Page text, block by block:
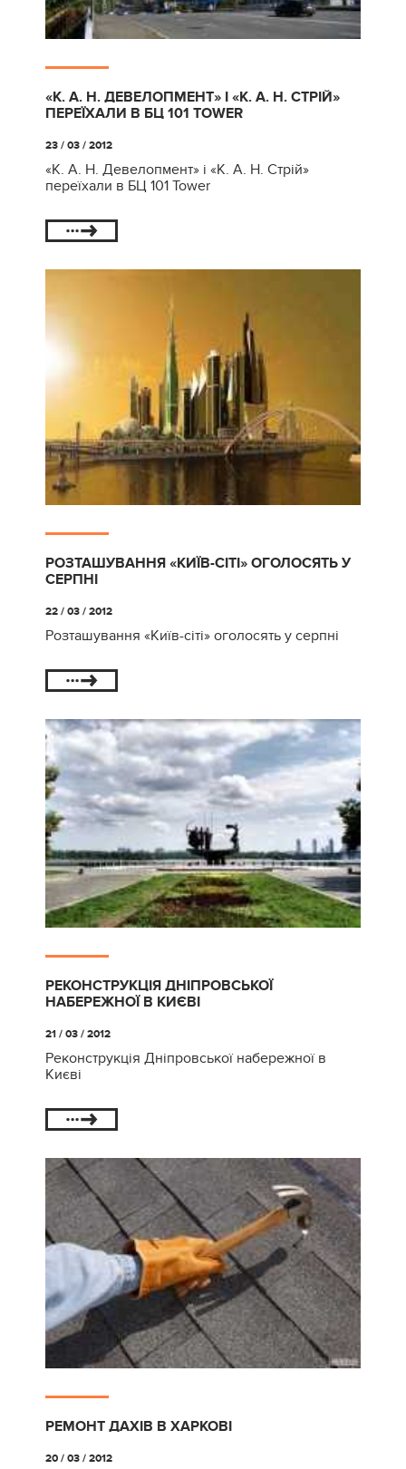
«К. А. Н. ДЕВЕЛОПМЕНТ» І «К. А. Н. СТРІЙ»
ПЕРЕЇХАЛИ В БЦ 101 TOWER
23 / 03 / 2012
«К. А. Н. Девелопмент» і «К. А. Н. Стрій»
переїхали в БЦ 101 Tower
РОЗТАШУВАННЯ «КИЇВ-СІТІ» ОГОЛОСЯТЬ У
СЕРПНІ
22 / 03 / 2012
Розташування «Київ-сіті» оголосять у серпні
РЕКОНСТРУКЦІЯ ДНІПРОВСЬКОЇ
НАБЕРЕЖНОЇ В КИЄВІ
21 / 03 / 2012
Реконструкція Дніпровської набережної в
Києві
РЕМОНТ ДАХІВ В ХАРКОВІ
20 / 03 / 2012